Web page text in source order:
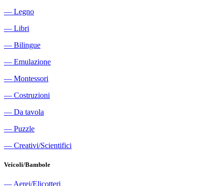
― Legno
― Libri
― Bilingue
― Emulazione
― Montessori
― Costruzioni
― Da tavola
― Puzzle
― Creativi/Scientifici
Veicoli/Bambole
― Aerei/Elicotteri